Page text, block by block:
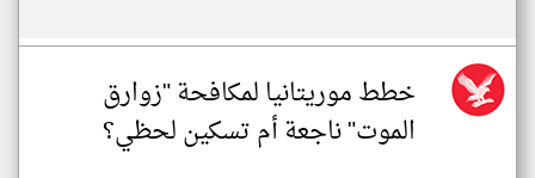
خطط موريتانيا لمكافحة "زوارق
الموت" ناجعة أم تسكين لحظي؟